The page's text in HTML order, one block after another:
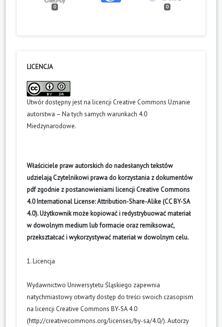
0 0
LICENCJA
Utwór dostępny jest na licencji Creative Commons Uznanie
autorstwa – Na tych samych warunkach 4.0
Miedzynarodowe.
Właściciele praw autorskich do nadesłanych tekstów
udzielają Czytelnikowi prawa do korzystania z dokumentów
pdf zgodnie z postanowieniami licencji Creative Commons
4.0 International License: Attribution-Share-Alike (CC BY-SA
4.0). Użytkownik może kopiować i redystrybuować materiał
w dowolnym medium lub formacie oraz remiksować,
przekształcać i wykorzystywać materiał w dowolnym celu.
1. Licencja
Wydawnictwo Uniwersytetu Śląskiego zapewnia
natychmiastowy otwarty dostęp do treści swoich czasopism
na licencji Creative Commons BY-SA 4.0
(http://creativecommons.org/licenses/by-sa/4.0/). Autorzy